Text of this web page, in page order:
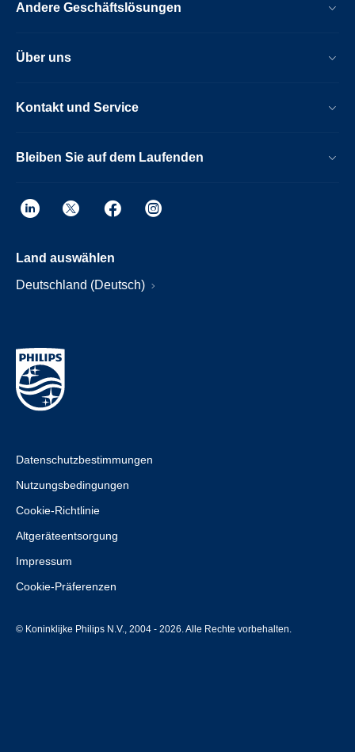
Andere Geschäftslösungen
Über uns
Kontakt und Service
Bleiben Sie auf dem Laufenden
Land auswählen
Deutschland (Deutsch)
Datenschutzbestimmungen
Nutzungsbedingungen
Cookie-Richtlinie
Altgeräteentsorgung
Impressum
Cookie-Präferenzen
© Koninklijke Philips N.V., 2004 - 2026. Alle Rechte vorbehalten.